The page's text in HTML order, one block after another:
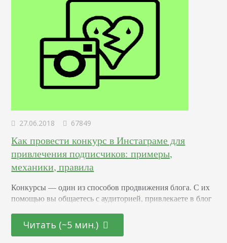
27.06.2018 67849
Как провести конкурс в Инстаграме для
привлечения подписчиков: примеры,
механики, правила
Конкурсы –– один из способов продвижения блога. С их
помощью вы общаетесь с аудиторией, привлекаете в блог
что вы обещаете участникам подарок за то, что они тем
или иным образом расскажут о вас другим пользователям.
Читать (~5 мин.)